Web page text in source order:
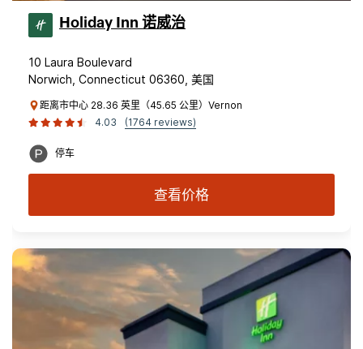
Holiday Inn 诺威治
10 Laura Boulevard
Norwich, Connecticut 06360, 美国
距离市中心 28.36 英里（45.65 公里）Vernon
4.03
(1764 reviews)
停车
查看价格